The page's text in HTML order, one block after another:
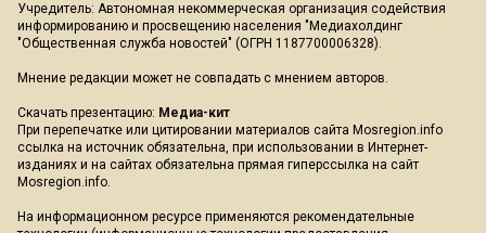
Учредитель: Автономная некоммерческая организация содействия
информированию и просвещению населения "Медиахолдинг
"Общественная служба новостей" (ОГРН 1187700006328).
Мнение редакции может не совпадать с мнением авторов.
Скачать презентацию: Медиа-кит
При перепечатке или цитировании материалов сайта Mosregion.info
ссылка на источник обязательна, при использовании в Интернет-
изданиях и на сайтах обязательна прямая гиперссылка на сайт
Mosregion.info.
На информационном ресурсе применяются рекомендательные